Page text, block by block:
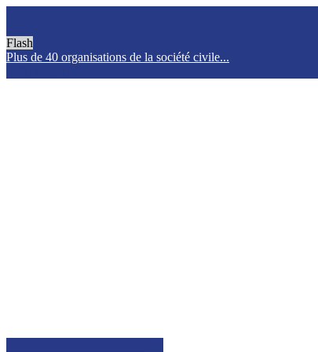
Flash
Plus de 40 organisations de la société civile...